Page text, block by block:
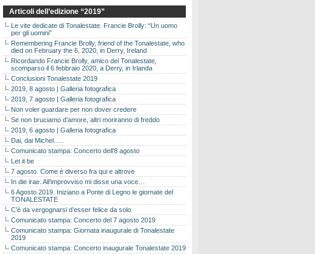
Articoli dell’edizione “2019”
Le vite dedicate di Tonalestate. Francie Brolly: “Un uomo
per gli uomini”
Remembering Francie Brolly, friend of the Tonalestate, who
died on February the 6, 2020, in Derry, Ireland
Ricordando Francie Brolly, amico del Tonalestate,
scomparso il 6 febbraio 2020, a Derry, in Irlanda
Conclusioni Tonalestate 2019
2019, 8 agosto | Galleria fotografica
2019, 7 agosto | Galleria fotografica
Non voler guardare per non dover credere
Se non bruciamo d’amore, altri moriranno di freddo
2019, 6 agosto | Galleria fotografica
Dai, dai Michel…..
Comunicato stampa: Concerto dell’8 agosto
Let it be
7 agosto. Come è diverso fra qui e altrove
In die irae. All’improvviso mi disse una voce…
6 Agosto 2019. Iniziano a Ponte di Legno le giornate del
TONALESTATE
C’è da vergognarsi d’esser felice da solo
Comunicato stampa: Concerto del 7 agosto 2019
Comunicato stampa: Giornata inaugurale di Tonalestate
2019
Comunicato stampa: Concerto inaugurale Tonalestate 2019